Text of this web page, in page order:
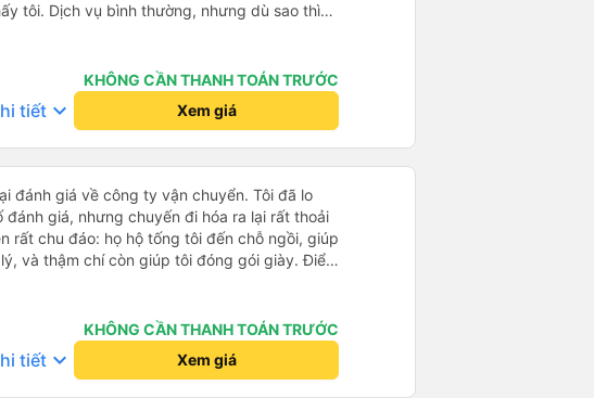
tôi. Dịch vụ bình thường, nhưng dù sao thì
ở khách sạn vì tôi rất thoải mái. Sẽ tuyệt
Cảm ơn bạn rất nhiều.
KHÔNG CẦN THANH TOÁN TRƯỚC
tiết keyboard_arrow_down Xem giá
đánh giá về công ty vận chuyển. Tôi đã lo
đánh giá, nhưng chuyến đi hóa ra lại rất thoải
rất chu đáo: họ hộ tống tôi đến chỗ ngồi, giúp
và thậm chí còn giúp tôi đóng gói giày. Điểm
xe buýt đến sớm hơn một tiếng so với giờ
đúng giờ ghi trên vé. Nhìn chung, tôi rất hài
đi và tôi rất vui vì đã chọn công ty này.
KHÔNG CẦN THANH TOÁN TRƯỚC
tiết keyboard_arrow_down Xem giá